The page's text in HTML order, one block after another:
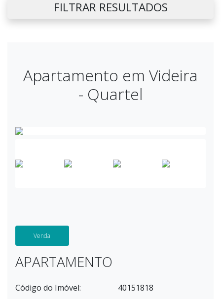
FILTRAR RESULTADOS
Apartamento em Videira
- Quartel
Venda
APARTAMENTO
Código do Imóvel:
40151818